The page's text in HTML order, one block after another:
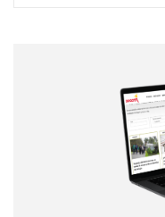
Correo
Tipo de